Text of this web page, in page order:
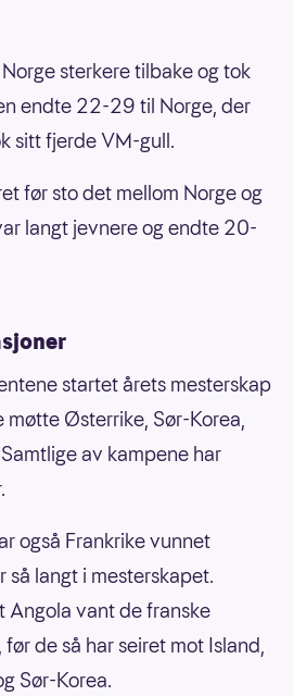
sterkere tilbake og tok
endte 22-29 til Norge, der
sitt fjerde VM-gull.
før sto det mellom Norge og
langt jevnere og endte 20-
startet årets mesterskap
møtte Østerrike, Sør-Korea,
av kampene har
også Frankrike vunnet
så langt i mesterskapet.
Angola vant de franske
de så har seiret mot Island,
Sør-Korea.